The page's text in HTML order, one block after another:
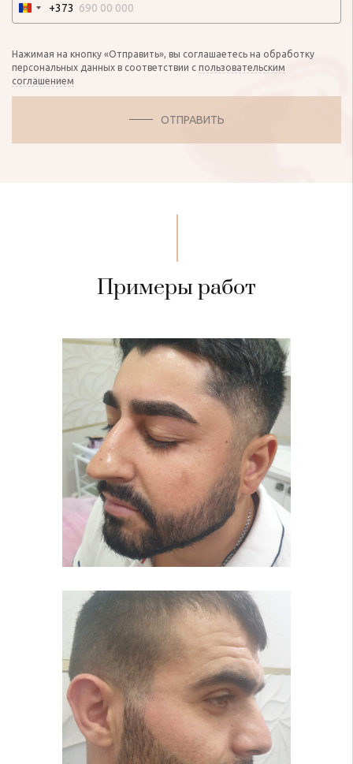
+373
Нажимая на кнопку «Отправить», вы соглашаетесь на обработку
персональных данных в соответствии с пользовательским
соглашением
ОТПРАВИТЬ
Примеры работ